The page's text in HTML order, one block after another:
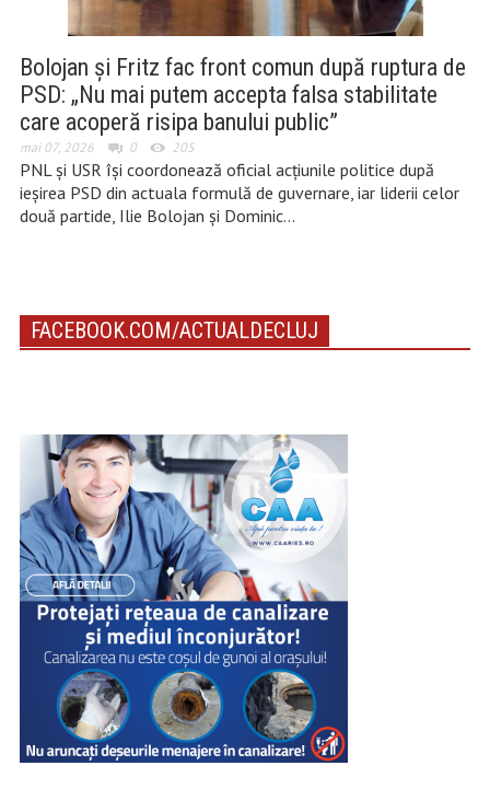
Bolojan și Fritz fac front comun după ruptura de
PSD: „Nu mai putem accepta falsa stabilitate
care acoperă risipa banului public”
mai 07, 2026 0 205
PNL și USR își coordonează oficial acțiunile politice după
ieșirea PSD din actuala formulă de guvernare, iar liderii celor
două partide, Ilie Bolojan și Dominic…
FACEBOOK.COM/ACTUALDECLUJ